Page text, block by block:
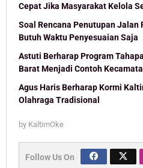
Cepat Jika Masyarakat Kelola
Soal Rencana Penutupan Jalan
Butuh Waktu Penyesuaian Saja
Astuti Berharap Program
Barat Menjadi Contoh
Agus Haris Berharap Kormi
Olahraga Tradisional
by KaltimOke
Follow Us On